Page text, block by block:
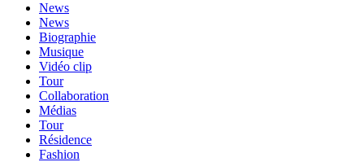
News
News
Biographie
Musique
Vidéo clip
Tour
Collaboration
Médias
Tour
Résidence
Fashion